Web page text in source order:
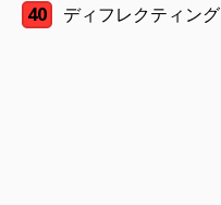
40 ディフレクティング